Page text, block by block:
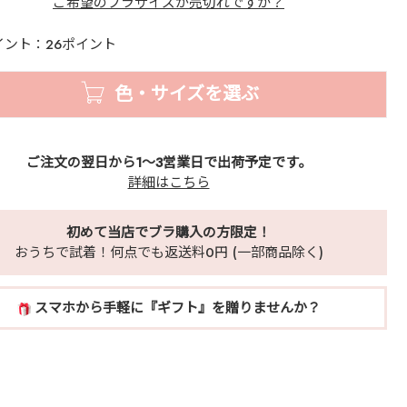
ト：26ポイント
色・サイズを選ぶ
ご注文の翌日から1～3営業日で出荷予定です。
詳細はこちら
初めて当店でブラ購入の方限定！
おうちで試着！何点でも返送料0円 (一部商品除く)
スマホから手軽に『ギフト』を贈りませんか？